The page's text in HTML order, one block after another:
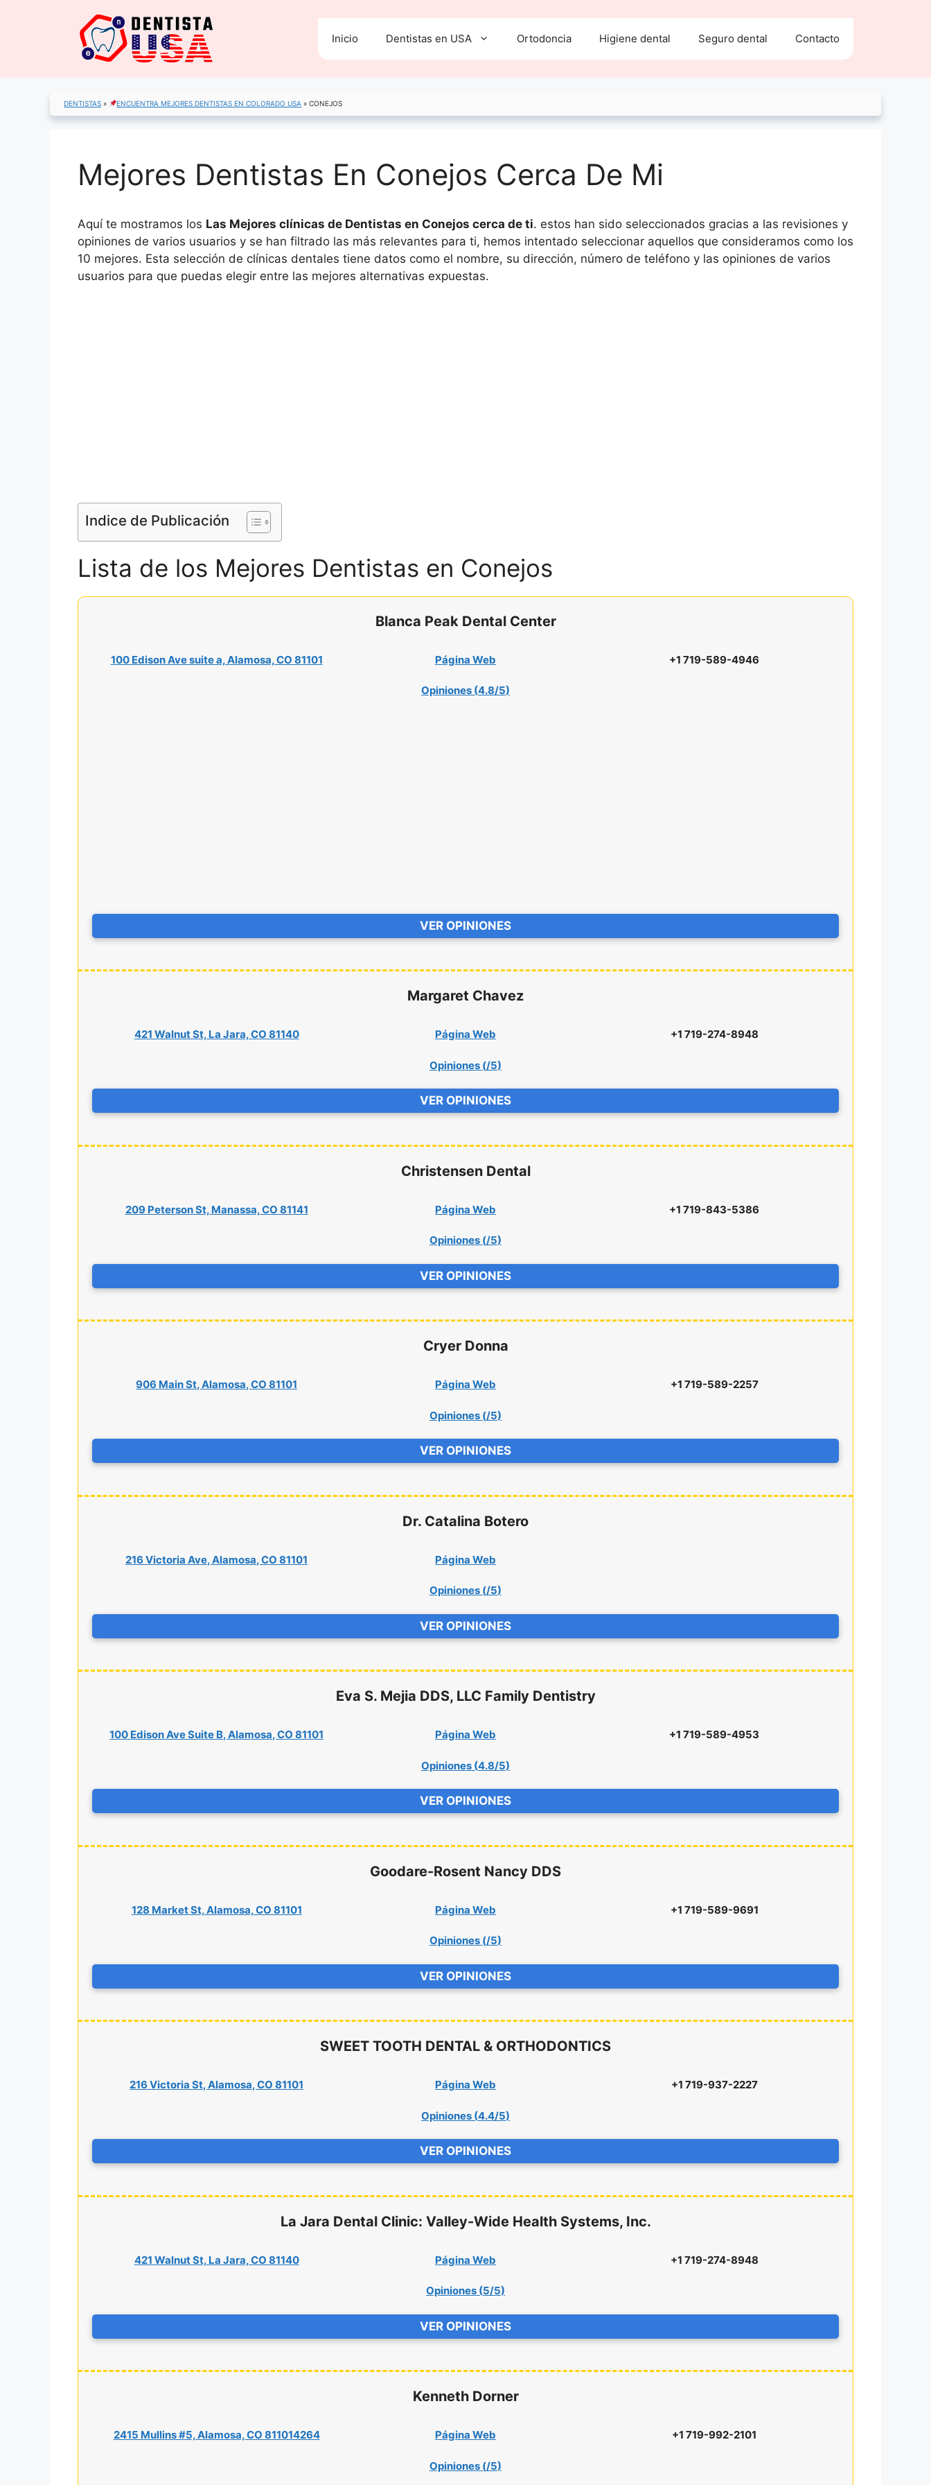
Inicio Dentistas en USA Ortodoncia Higiene dental Seguro dental Contacto
DENTISTAS » ENCUENTRA MEJORES DENTISTAS EN COLORADO USA »CONEJOS
Mejores Dentistas En Conejos Cerca De Mi
Aquí te mostramos los Las Mejores clínicas de Dentistas en Conejos cerca de ti. estos han sido seleccionados gracias a las revisiones y
opiniones de varios usuarios y se han filtrado las más relevantes para ti, hemos intentado seleccionar aquellos que consideramos como los
10 mejores. Esta selección de clínicas dentales tiene datos como el nombre, su dirección, número de teléfono y las opiniones de varios
usuarios para que puedas elegir entre las mejores alternativas expuestas.
Indice de Publicación
Lista de los Mejores Dentistas en Conejos
Blanca Peak Dental Center
100 Edison Ave suite a, Alamosa, CO 81101 Página Web
Opiniones (4.8/5)
+1 719-589-4946
VER OPINIONES
Margaret Chavez
421 Walnut St, La Jara, CO 81140 Página Web
Opiniones (/5)
+1 719-274-8948
VER OPINIONES
Christensen Dental
209 Peterson St, Manassa, CO 81141 Página Web
Opiniones (/5)
+1 719-843-5386
VER OPINIONES
Cryer Donna
906 Main St, Alamosa, CO 81101 Página Web
Opiniones (/5)
+1 719-589-2257
VER OPINIONES
Dr. Catalina Botero
216 Victoria Ave, Alamosa, CO 81101 Página Web
Opiniones (/5)
VER OPINIONES
Eva S. Mejia DDS, LLC Family Dentistry
100 Edison Ave Suite B, Alamosa, CO 81101 Página Web
Opiniones (4.8/5)
+1 719-589-4953
VER OPINIONES
Goodare-Rosent Nancy DDS
128 Market St, Alamosa, CO 81101 Página Web
Opiniones (/5)
+1 719-589-9691
VER OPINIONES
SWEET TOOTH DENTAL & ORTHODONTICS
216 Victoria St, Alamosa, CO 81101 Página Web
Opiniones (4.4/5)
+1 719-937-2227
VER OPINIONES
La Jara Dental Clinic: Valley-Wide Health Systems, Inc.
421 Walnut St, La Jara, CO 81140 Página Web
Opiniones (5/5)
+1 719-274-8948
VER OPINIONES
Kenneth Dorner
2415 Mullins #5, Alamosa, CO 811014264 Página Web
Opiniones (/5)
+1 719-992-2101